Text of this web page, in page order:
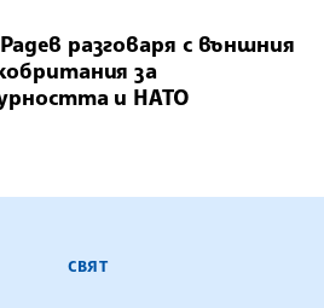
разговаря с външния
за
и НАТО
АГЕНЦИЯ
СВЯТ